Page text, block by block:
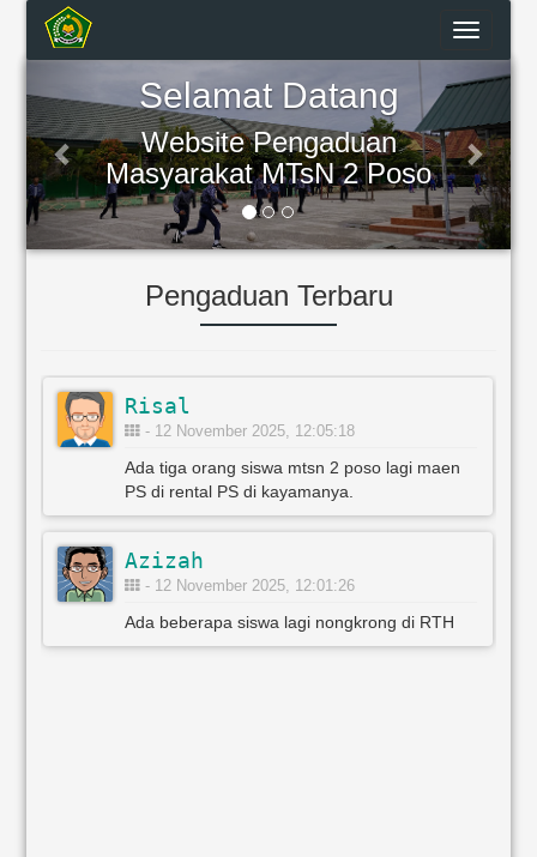
Toggle
Selamat Datang
Website Pengaduan
Masyarakat MTsN 2 Poso
Next
Pengaduan Terbaru
Risal
- 12 November 2025, 12:05:18
Ada tiga orang siswa mtsn 2 poso lagi maen
PS di rental PS di kayamanya.
Azizah
- 12 November 2025, 12:01:26
Ada beberapa siswa lagi nongkrong di RTH